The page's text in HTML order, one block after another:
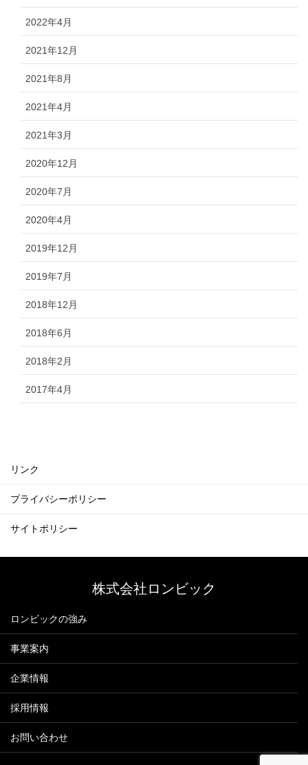
2022年4月
2021年12月
2021年8月
2021年4月
2021年3月
2020年12月
2020年7月
2020年4月
2019年12月
2019年7月
2018年12月
2018年6月
2018年2月
2017年4月
リンク
プライバシーポリシー
サイトポリシー
株式会社ロンビック
ロンビックの強み
事業案内
企業情報
採用情報
お問い合わせ